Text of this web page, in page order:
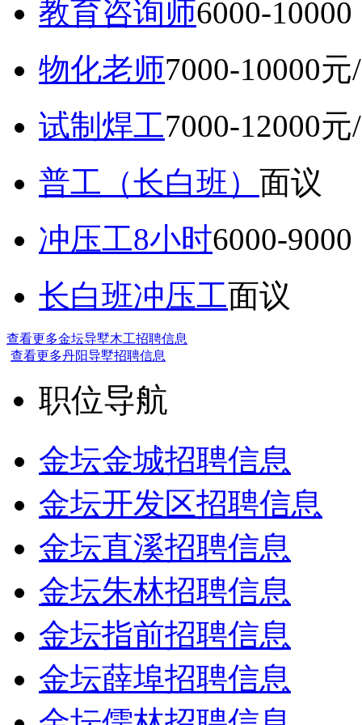
教育咨询师6000-
物化老师7000-10000元
试制焊工7000-12000元
普工（长白班） 面议
冲压工8小时6000-
长白班冲压工面议
查看更多金坛导墅木工招聘信息
查看更多丹阳导墅招聘信息
职位导航
金坛金城招聘信息
金坛开发区招聘信息
金坛直溪招聘信息
金坛朱林招聘信息
金坛指前招聘信息
金坛薛埠招聘信息